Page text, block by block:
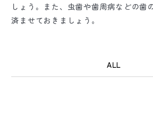
しょう。また、虫歯や歯周病などの歯
済ませておきましょう。
ALL